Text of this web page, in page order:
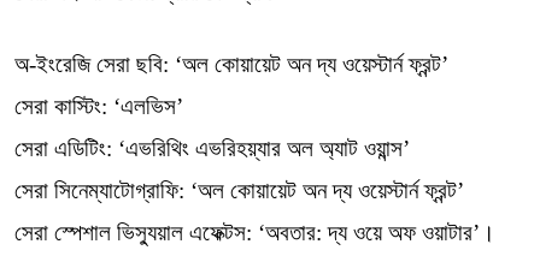
অ-ইংরেজি সেরা ছবি: ‘অল কোয়ায়েট অন দ্য ওয়েস্টার্ন ফ্রন্ট’
সেরা কাস্টিং: ‘এলভিস’
সেরা এডিটিং: ‘এভরিথিং এভরিহয়্যার অল অ্যাট ওয়ান্স’
সেরা সিনেম্যাটোগ্রাফি: ‘অল কোয়ায়েট অন দ্য ওয়েস্টার্ন ফ্রন্ট’
সেরা স্পেশাল ভিস্যুয়াল এফেক্টস: ‘অবতার: দ্য ওয়ে অফ ওয়াটার’।